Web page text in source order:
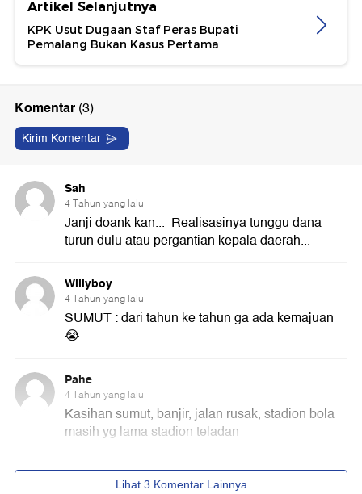
Artikel Selanjutnya
KPK Usut Dugaan Staf Peras Bupati
Pemalang Bukan Kasus Pertama